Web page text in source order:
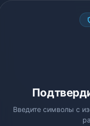
Введите символы с